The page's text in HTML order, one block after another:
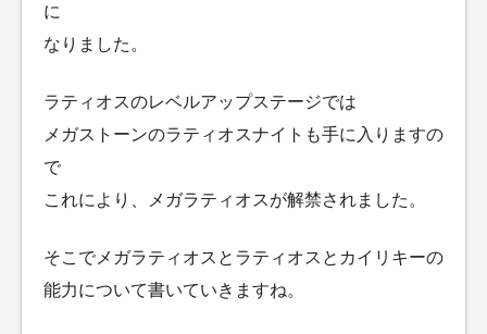
に
なりました。
ラティオスのレベルアップステージでは
メガストーンのラティオスナイトも手に入りますの
で
これにより、メガラティオスが解禁されました。
そこでメガラティオスとラティオスとカイリキーの
能力について書いていきますね。